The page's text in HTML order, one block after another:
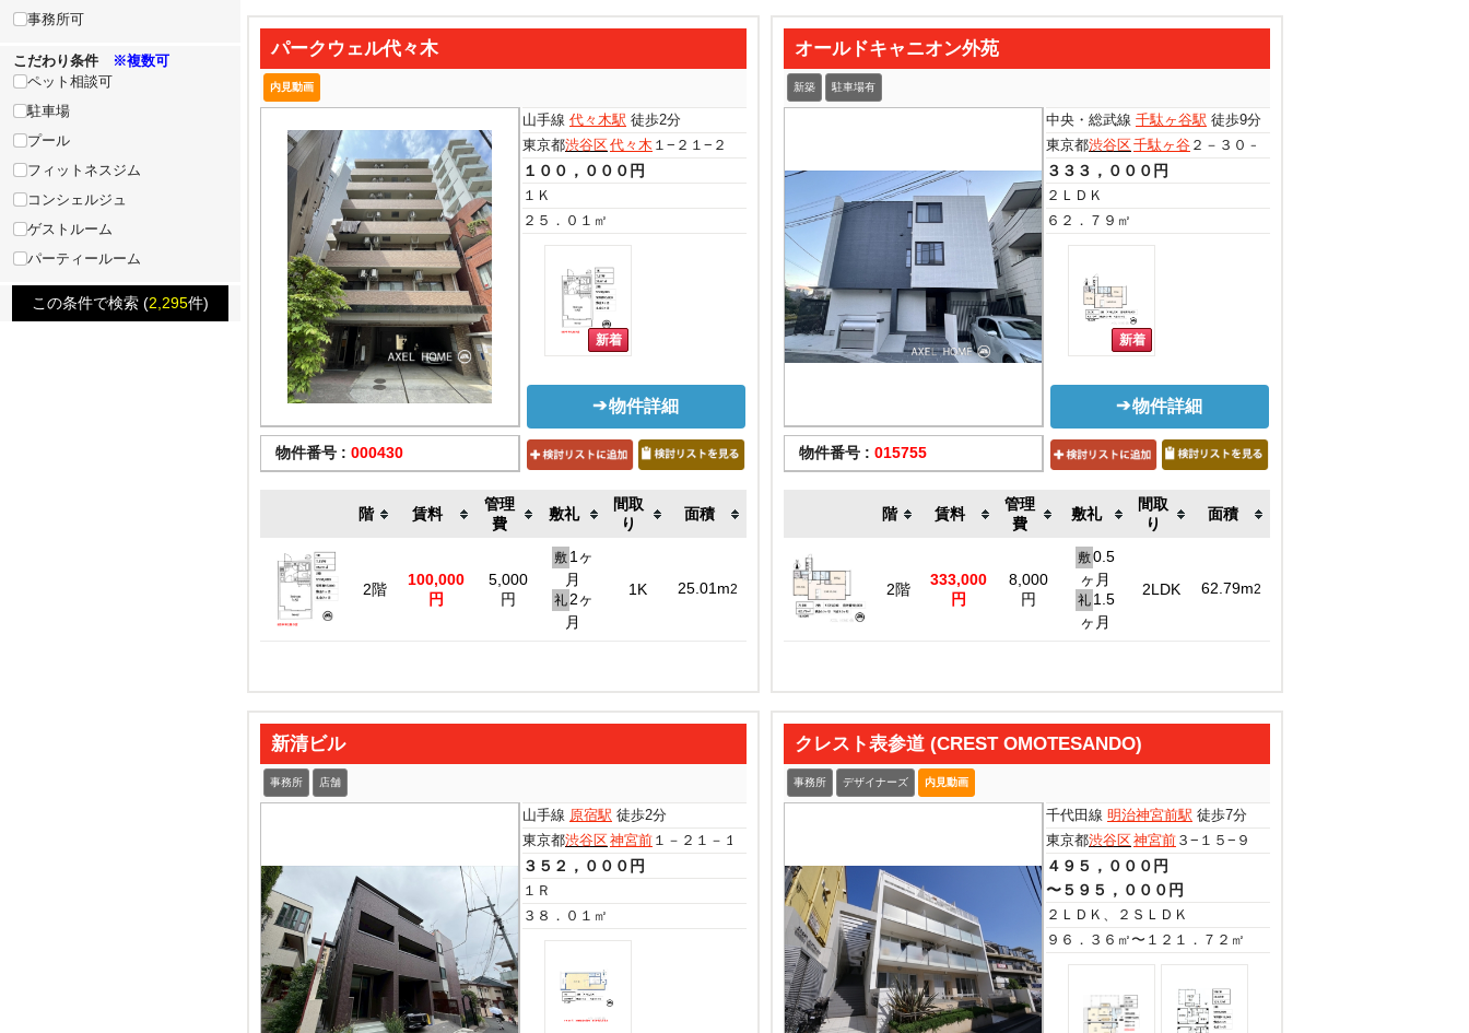
パークウェル代々木
内見動画
物件番号 : 000430
山手線 代々木駅 徒歩2分
東京都渋谷区代々木 １−２１−２
１００，０００円
１Ｋ
２５．０１㎡
物件詳細
階 賃料
管理
費
敷礼
間取
り
面積
2階
100,000
円
5,000
円
敷 1ヶ
月
礼2ヶ
月
1K 25.01m2
オールドキャニオン外苑
新築 駐車場有
物件番号 : 015755
中央・総武線 千駄ヶ谷駅 徒歩9分
東京都渋谷区千駄ヶ谷 ２－３０－５
３３３，０００円
２ＬＤＫ
６２．７９㎡
物件詳細
階 賃料
管理
費
敷礼
間取
り
面積
2階
333,000
円
8,000
円
敷 0.5
ヶ月
礼 1.5
ヶ月
2LDK 62.79m2
新清ビル
事務所 店舗
山手線 原宿駅 徒歩2分
東京都渋谷区神宮前 １－２１－１０
３５２，０００円
１Ｒ
３８．０１㎡
クレスト表参道 (CREST OMOTESANDO)
事務所 デザイナーズ 内見動画
千代田線 明治神宮前駅 徒歩7分
東京都渋谷区神宮前 ３−１５−９
４９５，０００円
〜５９５，０００円
２ＬＤＫ、２ＳＬＤＫ
９６．３６㎡〜１２１．７２㎡
事務所可
こだわり条件
※複数可
ペット相談可
駐車場
プール
フィットネスジム
コンシェルジュ
ゲストルーム
パーティールーム
この条件で検索 (2,295件)